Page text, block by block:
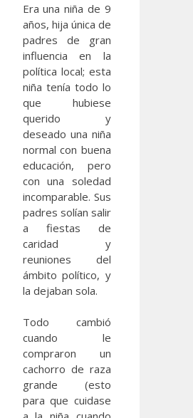
Era una niña de 9
años, hija única de
padres de gran
influencia en la
política local; esta
niña tenía todo lo
que hubiese
querido y
deseado una niña
normal con buena
educación, pero
con una soledad
incomparable. Sus
padres solían salir
a fiestas de
caridad y
reuniones del
ámbito político, y
la dejaban sola.
Todo cambió
cuando le
compraron un
cachorro de raza
grande (esto
para que cuidase